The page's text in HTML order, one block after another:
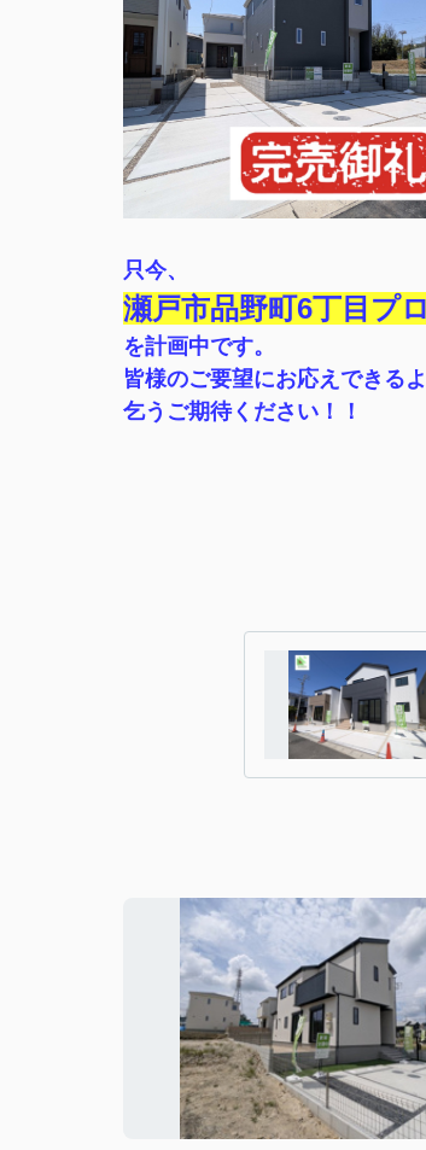
只今、
瀬戸市品野町6丁目プ
を計画中です。
皆様のご要望にお応えできる
乞うご期待ください！！